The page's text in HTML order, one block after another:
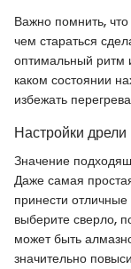
Важно помнить,
чем стараться
оптимальный ритм
каком состоянии
избежать
Настройки дрели
Значение
Даже самая
принести
выберите сверло,
может быть
значительно